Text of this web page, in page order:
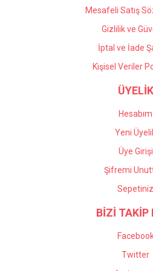
Mesafeli Satış
Gizlilik ve
İptal ve İade
Kişisel Veriler
ÜYELİK
Hesabım
Yeni
Üye Girişi
Şifremi
Sepetiniz
BİZİ TAKİP
Twitter